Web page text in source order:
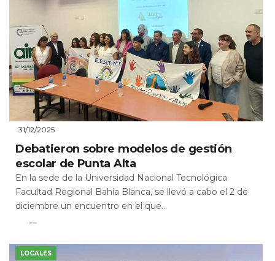
31/12/2025
Debatieron sobre modelos de gestión
escolar de Punta Alta
En la sede de la Universidad Nacional Tecnológica
Facultad Regional Bahía Blanca, se llevó a cabo el 2 de
diciembre un encuentro en el que...
Leer Más
LOCALES